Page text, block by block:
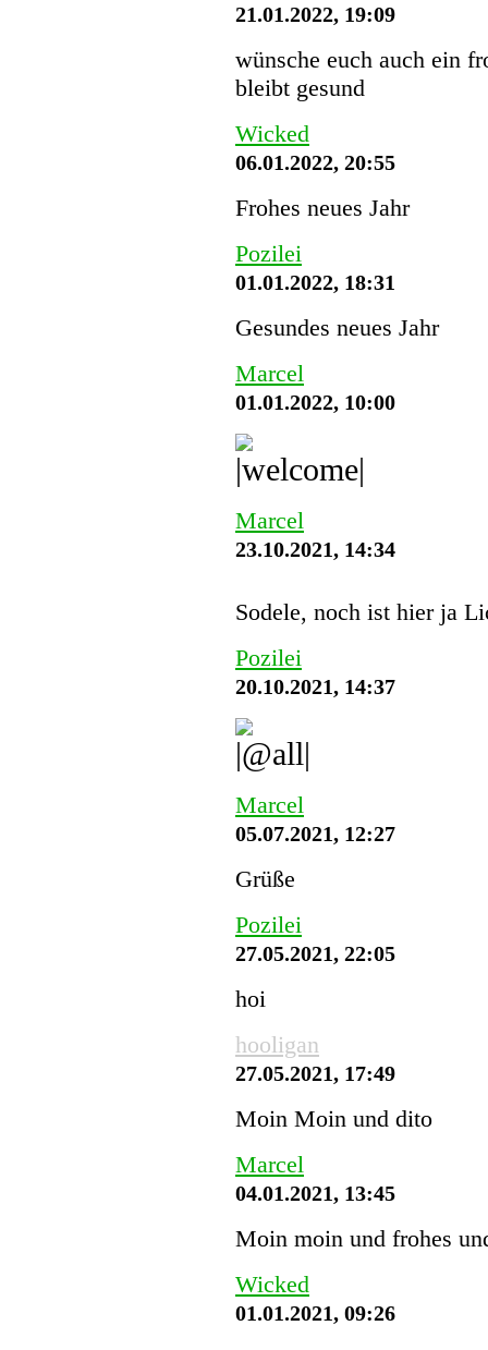
21.01.2022, 19:09
wünsche euch auch ein
bleibt gesund
Wicked
06.01.2022, 20:55
Frohes neues Jahr
Pozilei
01.01.2022, 18:31
Gesundes neues Jahr
Marcel
01.01.2022, 10:00
Marcel
23.10.2021, 14:34
Sodele, noch ist hier ja
Pozilei
20.10.2021, 14:37
Marcel
05.07.2021, 12:27
Grüße
Pozilei
27.05.2021, 22:05
hoi
hooligan
27.05.2021, 17:49
Moin Moin und dito
Marcel
04.01.2021, 13:45
Moin moin und frohes
Wicked
01.01.2021, 09:26